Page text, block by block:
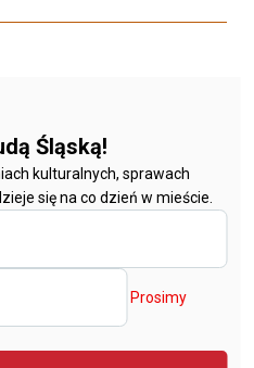
Śląską!
kulturalnych, sprawach
się na co dzień w mieście.
Prosimy